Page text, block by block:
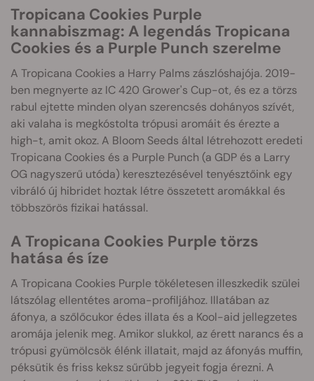
Tropicana Cookies Purple
kannabiszmag: A legendás Tropicana
Cookies és a Purple Punch szerelme
A Tropicana Cookies a Harry Palms zászlóshajója. 2019-
ben megnyerte az IC 420 Grower's Cup-ot, és ez a törzs
rabul ejtette minden olyan szerencsés dohányos szívét,
aki valaha is megkóstolta trópusi aromáit és érezte a
high-t, amit okoz. A Bloom Seeds által létrehozott eredeti
Tropicana Cookies és a Purple Punch (a GDP és a Larry
OG nagyszerű utóda) keresztezésével tenyésztőink egy
vibráló új hibridet hoztak létre összetett aromákkal és
többszörös fizikai hatással.
A Tropicana Cookies Purple törzs
hatása és íze
A Tropicana Cookies Purple tökéletesen illeszkedik szülei
látszólag ellentétes aroma-profiljához. Illatában az
áfonya, a szőlőcukor édes illata és a Kool-aid jellegzetes
aromája jelenik meg. Amikor slukkol, az érett narancs és a
trópusi gyümölcsök élénk illatait, majd az áfonyás muffin,
péksütik és friss keksz sűrűbb jegyeit fogja érezni. A